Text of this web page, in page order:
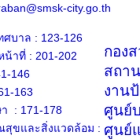
city.go.th
ศบาล : 123-126
น้าที่ : 201-202
146
163
า : 171-178
สุขและสิ่งแวดล้อม :
กอง
สถา
งาน
ศูนย์
ศูนย์